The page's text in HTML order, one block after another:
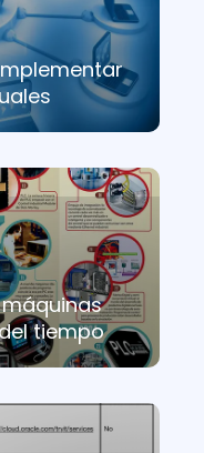
tiempo